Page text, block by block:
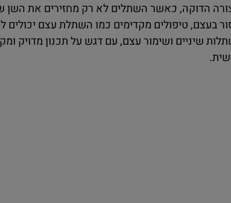
הדוקה, כאשר השתלים לא רק מחזירים את
טיפולים מקדימים כמו השתלת עצם יכולים
שיניים ושימור עצם, עם דגש על תכנון מדויק